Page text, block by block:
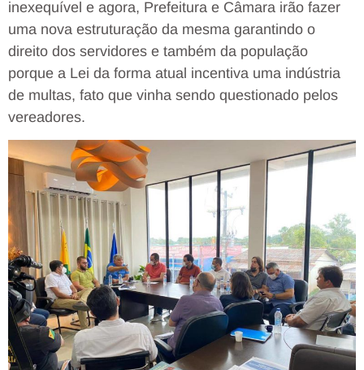
inexequível e agora, Prefeitura e Câmara irão fazer
uma nova estruturação da mesma garantindo o
direito dos servidores e também da população
porque a Lei da forma atual incentiva uma indústria
de multas, fato que vinha sendo questionado pelos
vereadores.